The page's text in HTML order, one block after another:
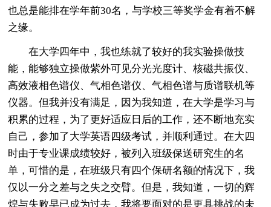
也总是能排在学年前30名，与学校三等奖学金有着不解
之缘。
在大学四年中，我也练就了较好的我实验操做技
能，能够独立操做紫外可见分光光度计、核磁共振仪、
高效液相色谱仪、气相色谱仪、气相色谱与质谱联机等
仪器。但我并没有满足，因为我知道，在大学是学习与
积累的过程，为了更好适应日后的工作，还不断地充实
自己，参加了大学英语四级考试，并顺利通过。在大四
时由于专业课成绩较好，被列入班级保送研究生的名
单，可惜的是，在班级只有四个保研名额的情况下，我
仅以一分之差与之失之交臂。但是，我知道，一切的辉
煌与失败早已成为过去，我将要面对的是更具挑战的未